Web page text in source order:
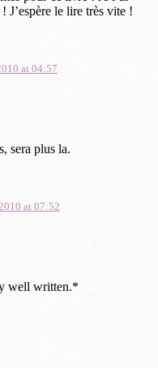
J’espère le lire très vite !
at 04:57
sera plus la.
at 07:52
well written.*